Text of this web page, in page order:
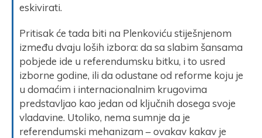
eskivirati.
Pritisak će tada biti na Plenkoviću stiješnjenom
između dvaju loših izbora: da sa slabim šansama
pobjede ide u referendumsku bitku, i to usred
izborne godine, ili da odustane od reforme koju je
u domaćim i internacionalnim krugovima
predstavljao kao jedan od ključnih dosega svoje
vladavine. Utoliko, nema sumnje da je
referendumski mehanizam – ovakav kakav je